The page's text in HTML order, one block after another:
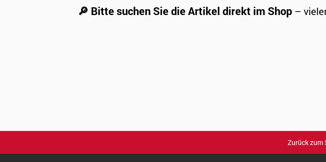
🔎 Bitte suchen Sie die Artikel direkt im Shop –
Zurück zum